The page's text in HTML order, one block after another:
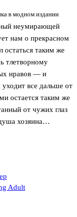
в модном издании
неумирающей
нам о прекрасном
таким же
тлетворному
нравов — и
все дальше от
остается таким же
от чужих глаз
душа хозяина…
Adult